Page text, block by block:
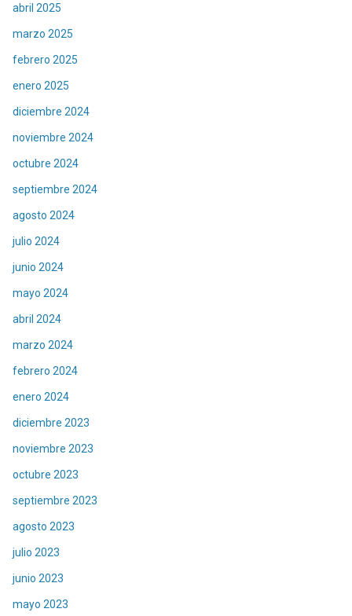
abril 2025
marzo 2025
febrero 2025
enero 2025
diciembre 2024
noviembre 2024
octubre 2024
septiembre 2024
agosto 2024
julio 2024
junio 2024
mayo 2024
abril 2024
marzo 2024
febrero 2024
enero 2024
diciembre 2023
noviembre 2023
octubre 2023
septiembre 2023
agosto 2023
julio 2023
junio 2023
mayo 2023